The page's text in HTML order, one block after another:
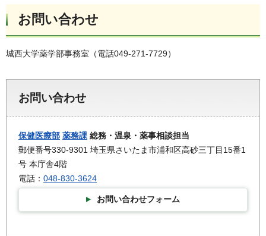
お問い合わせ
城西大学薬学部事務室（電話049-271-7729）
お問い合わせ
保健医療部 薬務課 総務・温泉・薬事相談担当
郵便番号330-9301 埼玉県さいたま市浦和区高砂三丁目15番1
号 本庁舎4階
電話： 048-830-3624
お問い合わせフォーム